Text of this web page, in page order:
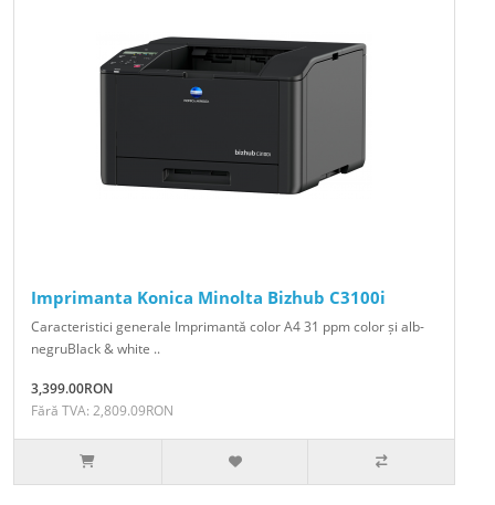
Imprimanta Konica Minolta Bizhub C3100i
Caracteristici generale Imprimantă color A4 31 ppm color și alb-
negruBlack & white ..
3,399.00RON
Fără TVA: 2,809.09RON